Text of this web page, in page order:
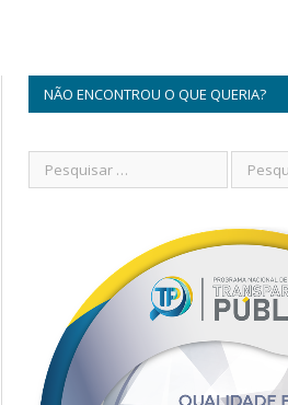
NÃO ENCONTROU O QUE QUERIA?